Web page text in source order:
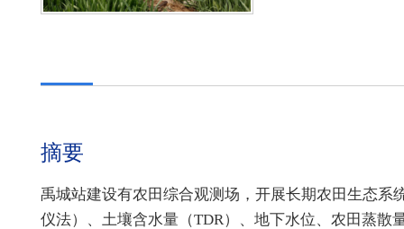
摘要
禹城站建设有农田综合观测场，开展长期农田生态系
仪法）、土壤含水量（TDR）、地下水位、农田蒸散